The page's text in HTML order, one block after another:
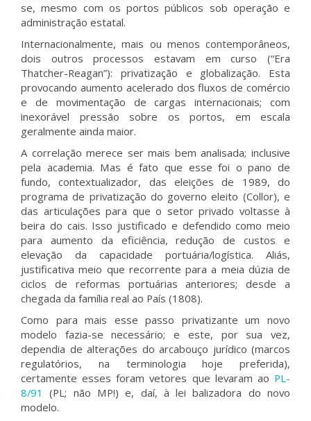
se, mesmo com os portos públicos sob operação e
administração estatal.
Internacionalmente, mais ou menos contemporâneos,
dois outros processos estavam em curso (“Era
Thatcher-Reagan”): privatização e globalização. Esta
provocando aumento acelerado dos fluxos de comércio
e de movimentação de cargas internacionais; com
inexorável pressão sobre os portos, em escala
geralmente ainda maior.
A correlação merece ser mais bem analisada; inclusive
pela academia. Mas é fato que esse foi o pano de
fundo, contextualizador, das eleições de 1989, do
programa de privatização do governo eleito (Collor), e
das articulações para que o setor privado voltasse à
beira do cais. Isso justificado e defendido como meio
para aumento da eficiência, redução de custos e
elevação da capacidade portuária/logística. Aliás,
justificativa meio que recorrente para a meia dúzia de
ciclos de reformas portuárias anteriores; desde a
chegada da família real ao País (1808).
Como para mais esse passo privatizante um novo
modelo fazia-se necessário; e este, por sua vez,
dependia de alterações do arcabouço jurídico (marcos
regulatórios, na terminologia hoje preferida),
certamente esses foram vetores que levaram ao PL-
8/91(PL; não MP!) e, daí, à lei balizadora do novo
modelo.